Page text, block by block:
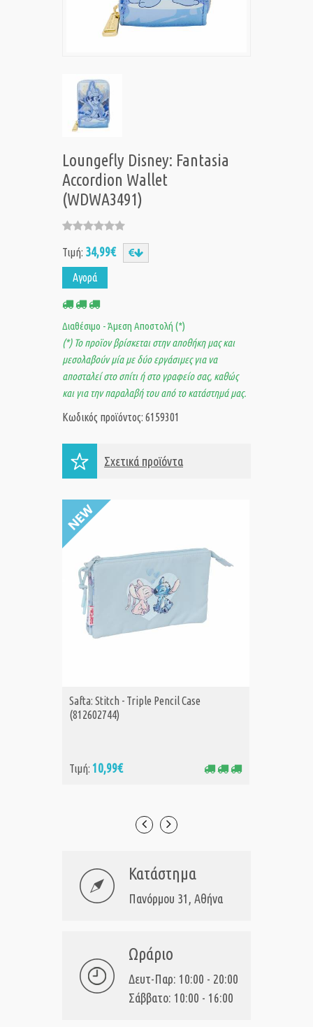
Loungefly Disney: Fantasia
Accordion Wallet
(WDWA3491)
Τιμή: 34,99€
Αγορά
Διαθέσιμο - Άμεση Αποστολή (*)
(*) Το προϊον βρίσκεται στην αποθήκη μας και
μεσολαβούν μία με δύο εργάσιμες για να
αποσταλεί στο σπίτι ή στο γραφείο σας, καθώς
και για την παραλαβή του από το κατάστημά μας.
Κωδικός προϊόντος: 6159301
Σχετικά προϊόντα
ΑΓΟΡΑ
Safta: Stitch - Triple Pencil Case
(812602744)
Τιμή: 10,99€
Κατάστημα
Πανόρμου 31, Αθήνα
Ωράριο
Δευτ-Παρ: 10:00 - 20:00
Σάββατο: 10:00 - 16:00